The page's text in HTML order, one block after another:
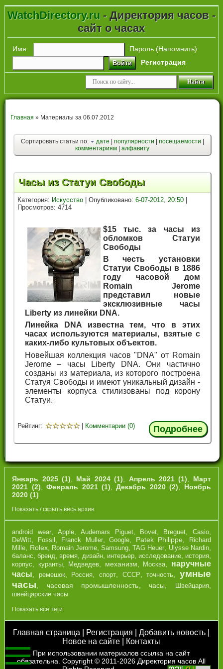
WatchDirectory.ru- Директория часов -
сайт о часах
Имя: Пароль (Напомнить):
Войти Регистрация
Главная » Материалы за 06.07.2012
Сортировать статьи по: дате| популярности посещаемости
комментариям |алфавиту
Часы из Статуи Свободы
Категория: Искусство | Опубликовано:6-07-2012, 20:50
Просмотров: 4714
$15 тыс. за часы из
обломков Статуи
Свободы
В честь установки
Статуи Свободы в 1886
году часовой дом
Romain Jerome
представил новые
эксклюзивные часы
Liberty из линейки DNA.
Линейка DNA известна тем, что в этих
часах используются материалы, взятые с
каких-либо культовых объектов.
Новейшая коллекция часов "DNA" от Romain
Jerome – часы Liberty DNA. Они частично
созданы из материала, из которого построена
Статуя Свободы и имеют уникальный дизайн -
элементы корпуса стилизованы под корону
Статуи.
Рейтинг: ☆☆☆☆☆ Комментарии (0) Подробнее
Январь 2025 (1) Май 2024 (1) Апрель 2021 (1)
Март
2021 (2) ,Февраль 2021 (1) ,Декабрь 2020 (2)
Ноябрь
2020 (1)
Показать / скрыть весь архив
android wear, Apple,Audemars Piguet, Bovet, Breguet, Casio,
DeWitt, Fossil , Franck Muller,Google, Patek Philippe,
Richard
Mille, Rolex, Romain Jerome,Samsung,TAG Heuer, Ulysse Nardin,
баланс,бренд, время, дизайн, интерьер, исследование, история,
корпус, куранты, Медведев, механизм, Москва, наручные
часы, ремешок, Россия,спорт, СССР,точность, умные
часы, часовая промышленность,часы, Швейцария,
швейцарские часы
Показать все теги
Главная страница Регистрация |Добавить новость
Новое на сайте
Контакты
При использовании материалов ссылка на сайт
обязательна. Copyright © 2011-2026Директория часов All